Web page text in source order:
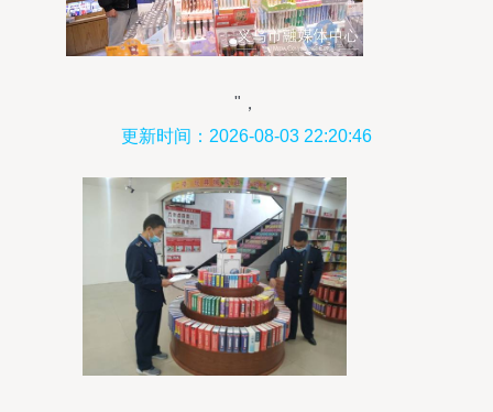
"，
更新时间：2026-08-03 22:20:46